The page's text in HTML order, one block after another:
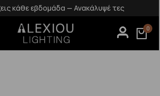
κάθε εβδομάδα — Ανακάλυψέ τες
0